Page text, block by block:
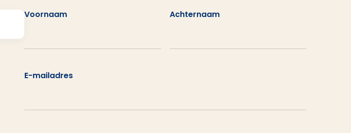
Voornaam Achternaam
E-mailadres